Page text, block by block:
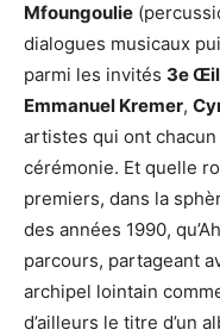
Mfoungoulie
dialogues musicaux
parmi les invités 3e Œil
Emmanuel Kremer,
artistes qui ont
cérémonie. Et quelle
premiers, dans la
des années 1990,
parcours, partageant
archipel lointain
d’ailleurs le titre d’un